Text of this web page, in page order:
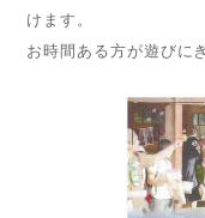
けます。
お時間ある方が遊びに